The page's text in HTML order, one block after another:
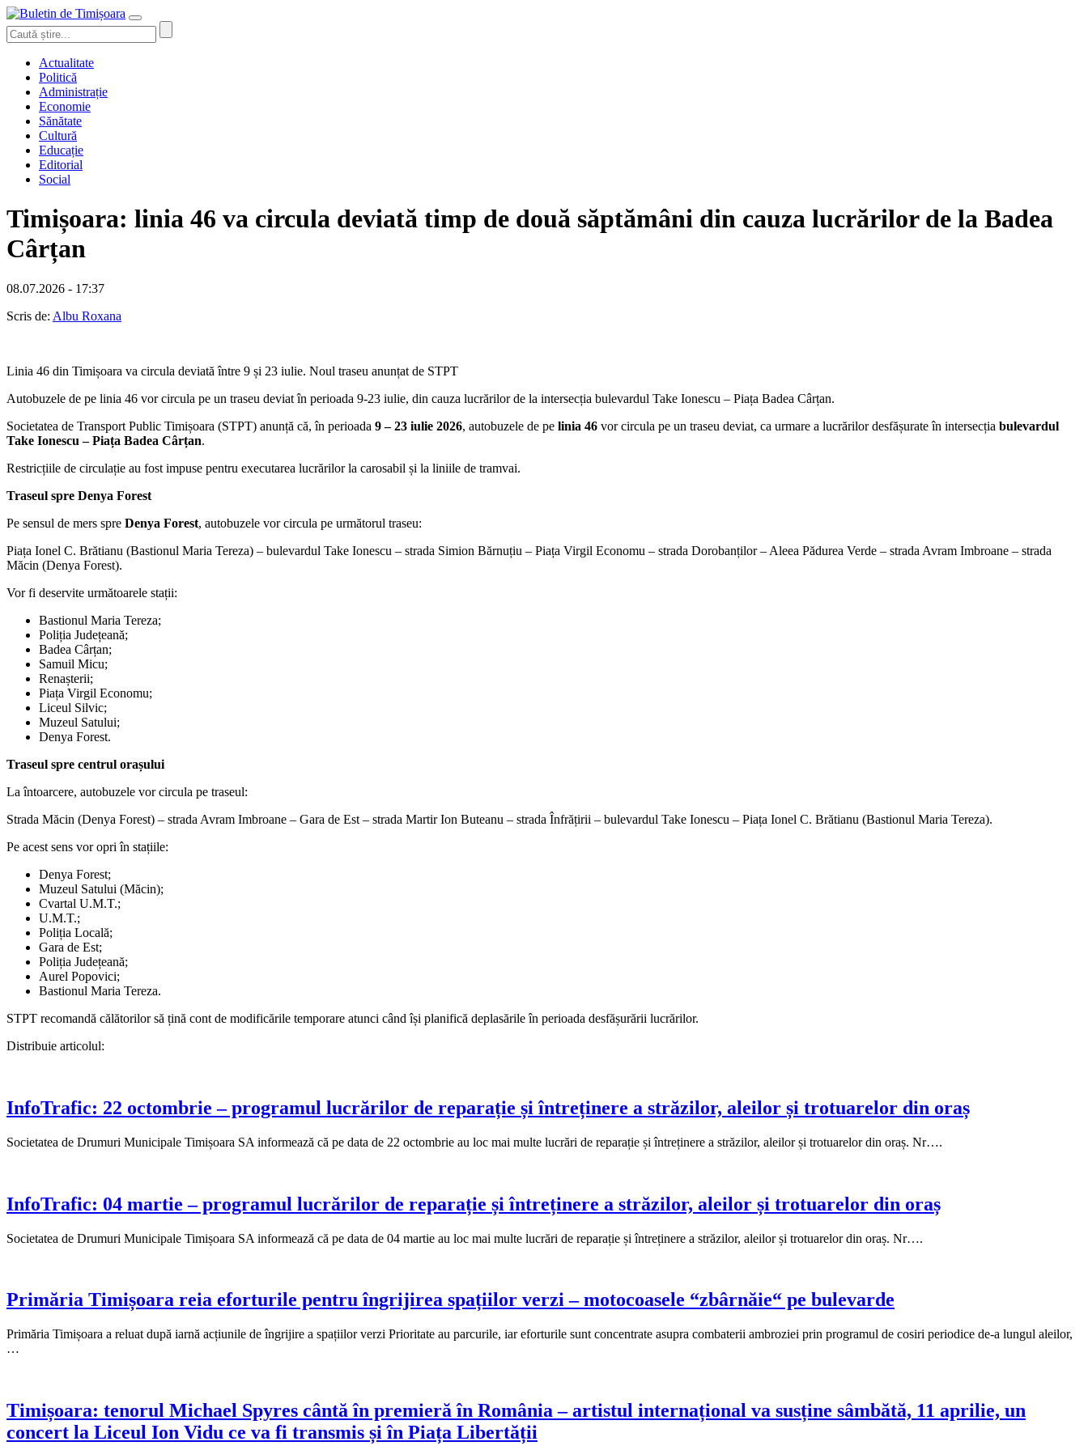
Actualitate
Politică
Administrație
Economie
Sănătate
Cultură
Educație
Editorial
Social
Timișoara: linia 46 va circula deviată timp de două săptămâni din cauza lucrărilor de la Badea
Cârțan
08.07.2026 - 17:37
Scris de: Albu Roxana
Linia 46 din Timișoara va circula deviată între 9 și 23 iulie. Noul traseu anunțat de STPT
Autobuzele de pe linia 46 vor circula pe un traseu deviat în perioada 9-23 iulie, din cauza lucrărilor de la intersecția bulevardul Take Ionescu – Piața Badea Cârțan.
Societatea de Transport Public Timișoara (STPT) anunță că, în perioada 9 – 23 iulie 2026, autobuzele de pe linia 46 vor circula pe un traseu deviat, ca urmare a lucrărilor desfășurate în intersecția bulevardul
Take Ionescu – Piața Badea Cârțan.
Restricțiile de circulație au fost impuse pentru executarea lucrărilor la carosabil și la liniile de tramvai.
Traseul spre Denya Forest
Pe sensul de mers spre Denya Forest, autobuzele vor circula pe următorul traseu:
Piața Ionel C. Brătianu (Bastionul Maria Tereza) – bulevardul Take Ionescu – strada Simion Bărnuțiu – Piața Virgil Economu – strada Dorobanților – Aleea Pădurea Verde – strada Avram Imbroane – strada
Măcin (Denya Forest).
Vor fi deservite următoarele stații:
Bastionul Maria Tereza;
Poliția Județeană;
Badea Cârțan;
Samuil Micu;
Renașterii;
Piața Virgil Economu;
Liceul Silvic;
Muzeul Satului;
Denya Forest.
Traseul spre centrul orașului
La întoarcere, autobuzele vor circula pe traseul:
Strada Măcin (Denya Forest) – strada Avram Imbroane – Gara de Est – strada Martir Ion Buteanu – strada Înfrățirii – bulevardul Take Ionescu – Piața Ionel C. Brătianu (Bastionul Maria Tereza).
Pe acest sens vor opri în stațiile:
Denya Forest;
Muzeul Satului (Măcin);
Cvartal U.M.T.;
U.M.T.;
Poliția Locală;
Gara de Est;
Poliția Județeană;
Aurel Popovici;
Bastionul Maria Tereza.
STPT recomandă călătorilor să țină cont de modificările temporare atunci când își planifică deplasările în perioada desfășurării lucrărilor.
Distribuie articolul:
InfoTrafic: 22 octombrie – programul lucrărilor de reparație și întreținere a străzilor, aleilor și trotuarelor din oraș
Societatea de Drumuri Municipale Timișoara SA informează că pe data de 22 octombrie au loc mai multe lucrări de reparație și întreținere a străzilor, aleilor și trotuarelor din oraș. Nr….
InfoTrafic: 04 martie – programul lucrărilor de reparație și întreținere a străzilor, aleilor și trotuarelor din oraș
Societatea de Drumuri Municipale Timișoara SA informează că pe data de 04 martie au loc mai multe lucrări de reparație și întreținere a străzilor, aleilor și trotuarelor din oraș. Nr….
Primăria Timișoara reia eforturile pentru îngrijirea spațiilor verzi – motocoasele “zbârnăie“ pe bulevarde
Primăria Timișoara a reluat după iarnă acțiunile de îngrijire a spațiilor verzi Prioritate au parcurile, iar eforturile sunt concentrate asupra combaterii ambroziei prin programul de cosiri periodice de-a lungul aleilor,
…
Timișoara: tenorul Michael Spyres cântă în premieră în România – artistul internațional va susține sâmbătă, 11 aprilie, un
concert la Liceul Ion Vidu ce va fi transmis și în Piața Libertății